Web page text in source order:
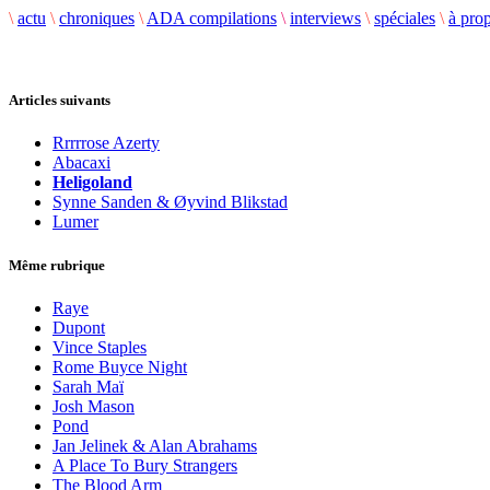
\ actu \ chroniques \ ADA compilations \ interviews \ spéciales \ à
Articles suivants
Rrrrrose Azerty
Abacaxi
Heligoland
Synne Sanden & Øyvind Blikstad
Lumer
Même rubrique
Raye
Dupont
Vince Staples
Rome Buyce Night
Sarah Maï
Josh Mason
Pond
Jan Jelinek & Alan Abrahams
A Place To Bury Strangers
The Blood Arm